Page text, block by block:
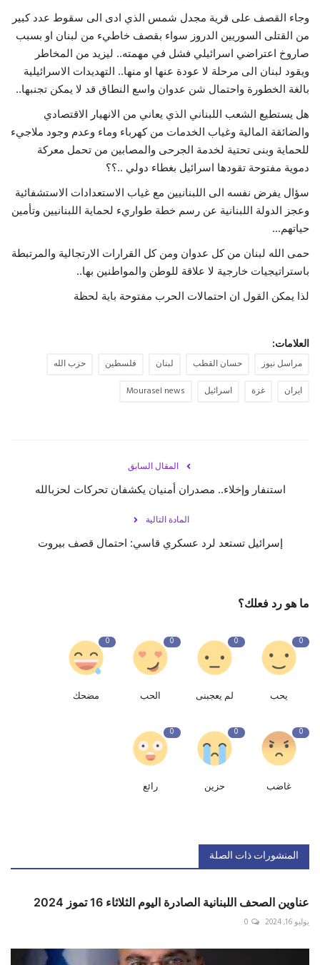
وجاء القصف على قرية مجدل شمس الذي ادى الى سقوط عدد كبير
من القتلى السوريين الدروز سواء بقصف خاطيء من لبنان او بسبب
صاروخ اعتراضي اسرائيلي فشل في مهمته.. ليزيد من المخاطر
ويقود لبنان الى مرحلة لا عودة عنها او منها.. التهديدات الاسرائيلية
بالغة الخطورة واحتمال شن عدوان واسع النطاق قد لا يمكن تجنبها..
هل يستطيع الشعب اللبناني الذي يعاني من الانهيار الاقتصادي
والضائقة المالية وغياب الخدمات من كهرباء وماء وعدم وجود ملاجيء
للحماية وبنى تحتية لخدمة الجرحى والمصابين من تحمل معركة
دموية مفتوحة تقودها اسرائيل بغطاء دولي ..؟؟
سؤال يفرض نفسه الى اللبنانيين مع غياب الاستعدادات الاستشفائية
وعجز الدولة اللبنانية عن رسم خطة طواريء لحماية اللبنانيين وتأمين
حياتهم...
حمى الله لبنان من كل عدوان ومن كل القرارات الارتجالية والمرتبطة
باستراتيجيات خارجية لا علاقة للوطن والمواطنين بها..
لذا يمكن القول ان احتمالات الحرب مفتوحة باية لحظة
العلامات:
مراسل نيوز حسان القطب لبنان فلسطين
حزب الله
ايران
غزة اسرائيل Mourasel news
المقال السابق
استنفار وإخلاء.. مصدران أمنيان يكشفان تحركات لحزبالله
المادة التالية
إسرائيل تستعد لرد عسكري قاسي: احتمال قصف بيروت
ما هو رد فعلك؟
0
يحب
0
لم يعجبنى
0
الحب
0
مضحك
0
غاضب
0
حزين
0
رائع
المنشورات ذات الصلة
عناوين الصحف اللبنانية الصادرة اليوم الثلاثاء 16 تموز 2024
يوليو 16, 2024 0